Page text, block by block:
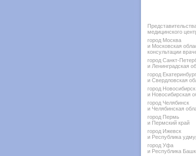
медицинского
город Москва
и Московская
консультации
город Санкт-
и Ленинградская
город Екатеринбург
и Свердловская
город Новосибирск
и Новосибирская
город Челябинск
и Челябинская
город Пермь
и Пермский край
город Ижевск
и Республика
город Уфа
и Республика